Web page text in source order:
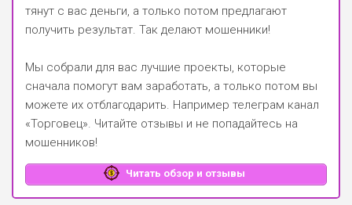
тянут с вас деньги, а только потом предлагают
получить результат. Так делают мошенники!
Мы собрали для вас лучшие проекты, которые
сначала помогут вам заработать, а только потом вы
можете их отблагодарить. Например телеграм канал
«Торговец». Читайте отзывы и не попадайтесь на
мошенников!
Читать обзор и отзывы